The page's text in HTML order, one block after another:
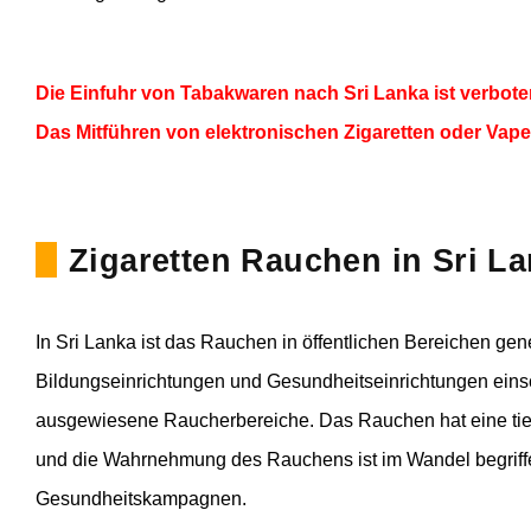
Die Einfuhr von Tabakwaren nach Sri Lanka ist
Das Mitführen von elektronischen Zigaretten oder
Zigaretten Rauchen in Sri
In Sri Lanka ist das Rauchen in öffentlichen Bereichen
Bildungseinrichtungen und Gesundheitseinrichtungen
ausgewiesene Raucherbereiche. Das Rauchen hat eine
und die Wahrnehmung des Rauchens ist im Wandel
Gesundheitskampagnen.